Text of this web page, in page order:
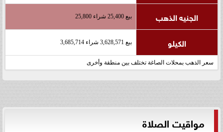
الجنيه الذهب بيع 25,400 شراء 25,800
الكيلو بيع 3,628,571 شراء 3,685,714
سعر الذهب بمحلات الصاغة تختلف بين منطقة وأخرى
مواقيت الصلاة